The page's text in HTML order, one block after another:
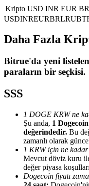
Vadeli İşlemler
Nasıl kârlı
Kripto USD INR EUR
USDINREURBRLRUB
Daha Fazla
Bitrue'da yeni
paraların bir seçkisi.
SSS
1 DOGE KRW ne
Şu anda, 1
değerindedir. Bu
zamanlı olarak
1 KRW için ne
Mevcut döviz kuru
değer piyasa
Dogecoin fiyatı